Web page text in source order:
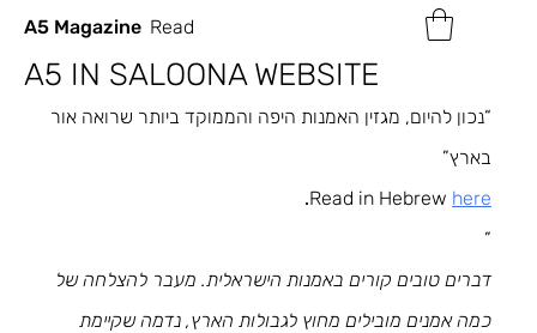
A5 Magazine Read
A5 IN SALOONA WEBSITE
“נכון להיום, מגזין האמנות היפה והממוקד ביותר שרואה אור
בארץ”
Read in Hebrew here
.
”
דברים טובים קורים באמנות הישראלית. מעבר להצלחה של
כמה אמנים מובילים מחוץ לגבולות הארץ, נדמה שקיימת